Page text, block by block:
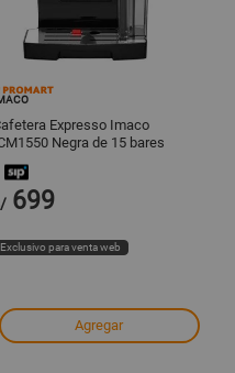
Expresso Imaco
Negra de 15 bares
699
Exclusivo para venta web
Agregar